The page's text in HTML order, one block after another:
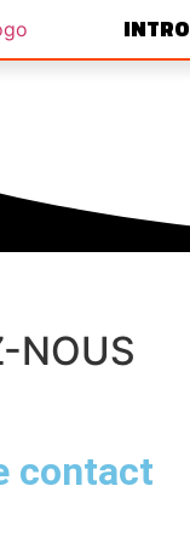
INTRO
NOUS
contact